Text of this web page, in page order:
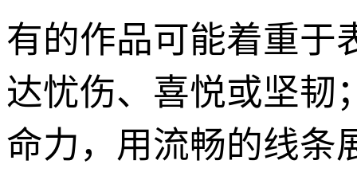
有的作品可能着重于
达忧伤、喜悦或坚韧
命力，用流畅的线条